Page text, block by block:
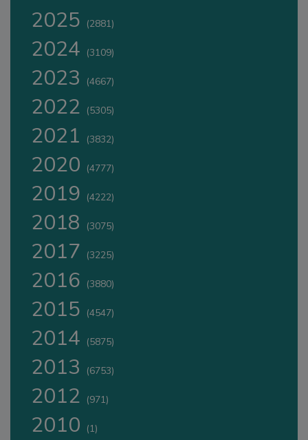
2025 (2881)
2024 (3109)
2023 (4667)
2022 (5305)
2021 (3832)
2020 (4777)
2019 (4222)
2018 (3075)
2017 (3225)
2016 (3880)
2015 (4547)
2014 (5875)
2013 (6753)
2012 (971)
2010 (1)